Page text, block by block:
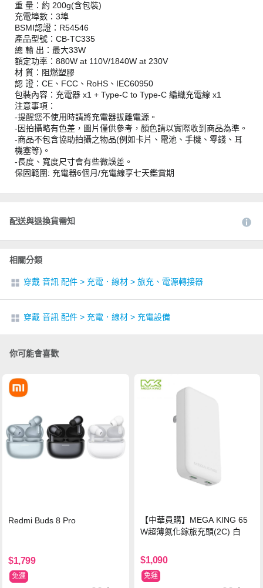
重 量：約 200g(含包裝)
充電埠數：3埠
BSMI認證：R54546
產品型號：CB-TC335
總 輸 出：最大33W
額定功率：880W at 110V/1840W at 230V
材 質：阻燃塑膠
認 證：CE、FCC、RoHS、IEC60950
包裝內容：充電器 x1 + Type-C to Type-C 編織充電線 x1
注意事項：
-提醒您不使用時請將充電器拔離電源。
-因拍攝略有色差，圖片僅供參考，顏色請以實際收到商品為準。
-商品不包含協助拍攝之物品(例如卡片、電池、手機、零錢、耳
機塞等)。
-長度、寬度尺寸會有些微誤差。
保固範圍: 充電器6個月/充電線享七天鑑賞期
配送與退換貨需知
相關分類
穿戴 音訊 配件 > 充電．線材 > 旅充、電源轉接器
穿戴 音訊 配件 > 充電．線材 > 充電設備
你可能會喜歡
Redmi Buds 8 Pro
$1,799
免運
【中華員購】MEGA KING 65
W超薄氮化鎵旅充頭(2C) 白
$1,090
免運